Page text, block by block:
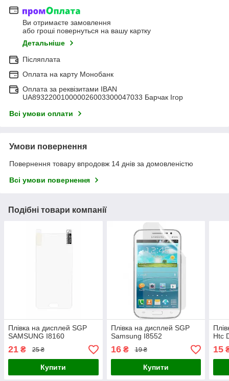
Ви отримаєте замовлення
або гроші повернуться на вашу картку
Детальніше
Післяплата
Оплата на карту Монобанк
Оплата за реквізитами IBAN
UA893220010000026003300047033 Барчак Ігор
Всі умови оплати
Умови повернення
Повернення товару впродовж 14 днів за домовленістю
Всі умови повернення
Подібні товари компанії
Плівка на дисплей SGP
SAMSUNG I8160
21 ₴ 25 ₴
Купити
Плівка на дисплей SGP
Samsung I8552
16₴ 19 ₴
Купити
Htc
15